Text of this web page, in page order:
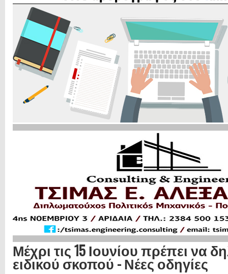
Μέχρι τις 15 Ιουνίου πρέπει να
ειδικού σκοπού - Νέες οδηγίες